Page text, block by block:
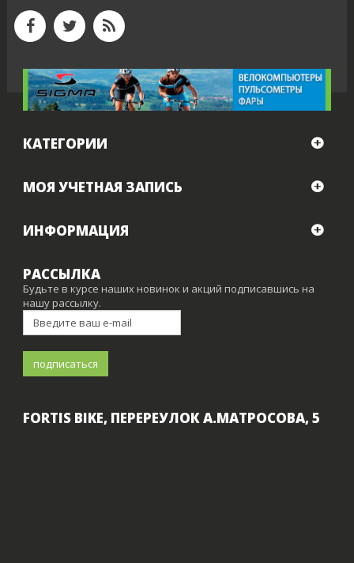
КАТЕГОРИИ
МОЯ УЧЕТНАЯ ЗАПИСЬ
ИНФОРМАЦИЯ
РАССЫЛКА
Будьте в курсе наших новинок и акций подписавшись на
нашу рассылку.
FORTIS BIKE, ПЕРЕРЕУЛОК А.МАТРОСОВА, 5